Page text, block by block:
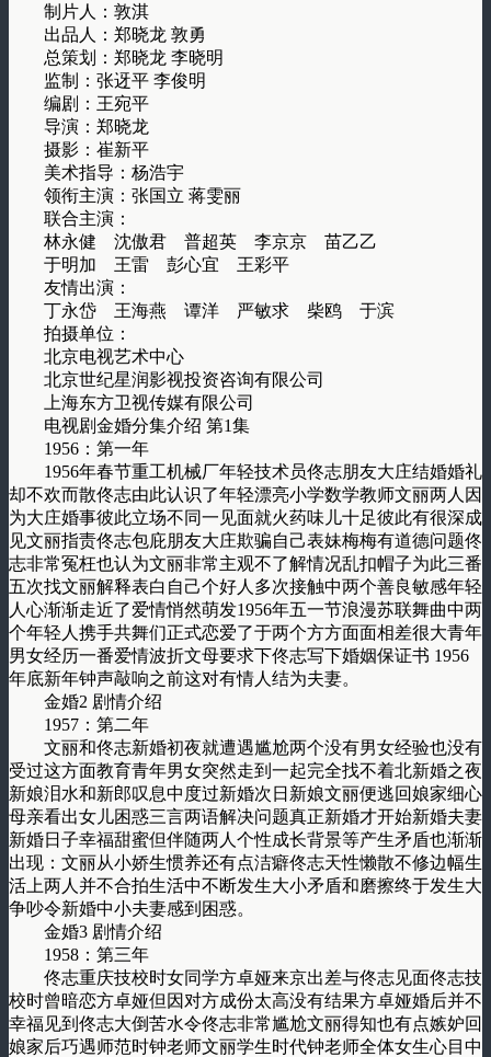
制片人：敦淇
出品人：郑晓龙 敦勇
总策划：郑晓龙 李晓明
监制：张迓平 李俊明
编剧：王宛平
导演：郑晓龙
摄影：崔新平
美术指导：杨浩宇
领衔主演：张国立 蒋雯丽
联合主演：
林永健 沈傲君 普超英 李京京 苗乙乙
于明加 王雷 彭心宜 王彩平
友情出演：
丁永岱 王海燕 谭洋 严敏求 柴鸥 于滨
拍摄单位：
北京电视艺术中心
北京世纪星润影视投资咨询有限公司
上海东方卫视传媒有限公司
电视剧金婚分集介绍 第1集
1956：第一年
1956年春节重工机械厂年轻技术员佟志朋友大庄结婚婚礼
却不欢而散佟志由此认识了年轻漂亮小学数学教师文丽两人因
为大庄婚事彼此立场不同一见面就火药味儿十足彼此有很深成
见文丽指责佟志包庇朋友大庄欺骗自己表妹梅梅有道德问题佟
志非常冤枉也认为文丽非常主观不了解情况乱扣帽子为此三番
五次找文丽解释表白自己个好人多次接触中两个善良敏感年轻
人心渐渐走近了爱情悄然萌发1956年五一节浪漫苏联舞曲中两
个年轻人携手共舞们正式恋爱了于两个方方面面相差很大青年
男女经历一番爱情波折文母要求下佟志写下婚姻保证书 1956
年底新年钟声敲响之前这对有情人结为夫妻。
金婚2 剧情介绍
1957：第二年
文丽和佟志新婚初夜就遭遇尴尬两个没有男女经验也没有
受过这方面教育青年男女突然走到一起完全找不着北新婚之夜
新娘泪水和新郎叹息中度过新婚次日新娘文丽便逃回娘家细心
母亲看出女儿困惑三言两语解决问题真正新婚才开始新婚夫妻
新婚日子幸福甜蜜但伴随两人个性成长背景等产生矛盾也渐渐
出现：文丽从小娇生惯养还有点洁癖佟志天性懒散不修边幅生
活上两人并不合拍生活中不断发生大小矛盾和磨擦终于发生大
争吵令新婚中小夫妻感到困惑。
金婚3 剧情介绍
1958：第三年
佟志重庆技校时女同学方卓娅来京出差与佟志见面佟志技
校时曾暗恋方卓娅但因对方成份太高没有结果方卓娅婚后并不
幸福见到佟志大倒苦水令佟志非常尴尬文丽得知也有点嫉妒回
娘家后巧遇师范时钟老师文丽学生时代钟老师全体女生心目中